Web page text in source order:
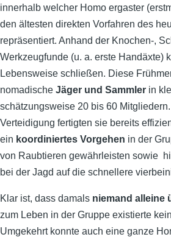
innerhalb welcher Homo ergaster
den ältesten direkten Vorfahren des
repräsentiert. Anhand der Knochen-,
Werkzeugfunde (u. a. erste Handäxte)
Lebensweise schließen. Diese
nomadische Jäger und Sammler in
schätzungsweise 20 bis 60
Verteidigung fertigten sie bereits
ein koordiniertes Vorgehen in der
von Raubtieren gewährleisten sowie
bei der Jagd auf die schnellere
Klar ist, dass damals niemand alleine
zum Leben in der Gruppe existierte
Umgekehrt konnte auch eine ganze